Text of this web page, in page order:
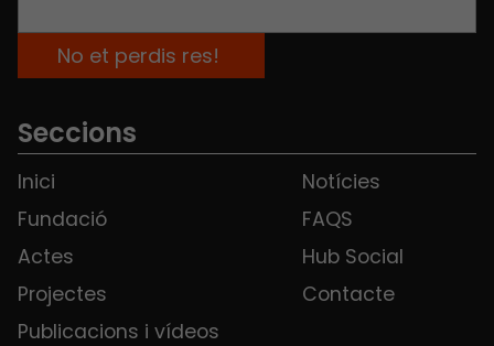
Seccions
Inici
Fundació
Actes
Projectes
Publicacions i vídeos
Notícies
FAQS
Hub Social
Contacte